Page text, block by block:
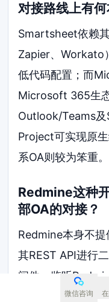
对接路线上有
Smartsheet依赖
Zapier、Workato
低代码配置；而
Microsoft 365生
Outlook/Teams及
Project可实现原
系OA则较为笨重。
Redmine这种
部OA的对接？
Redmine本身不
其REST API进行
间件，监听
变更），调用OA
微信咨询